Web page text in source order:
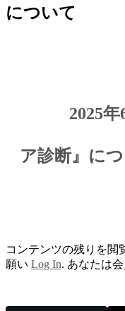
について
2025
ア診断』に
コンテンツの残りを閲
願い Log In. あなたは